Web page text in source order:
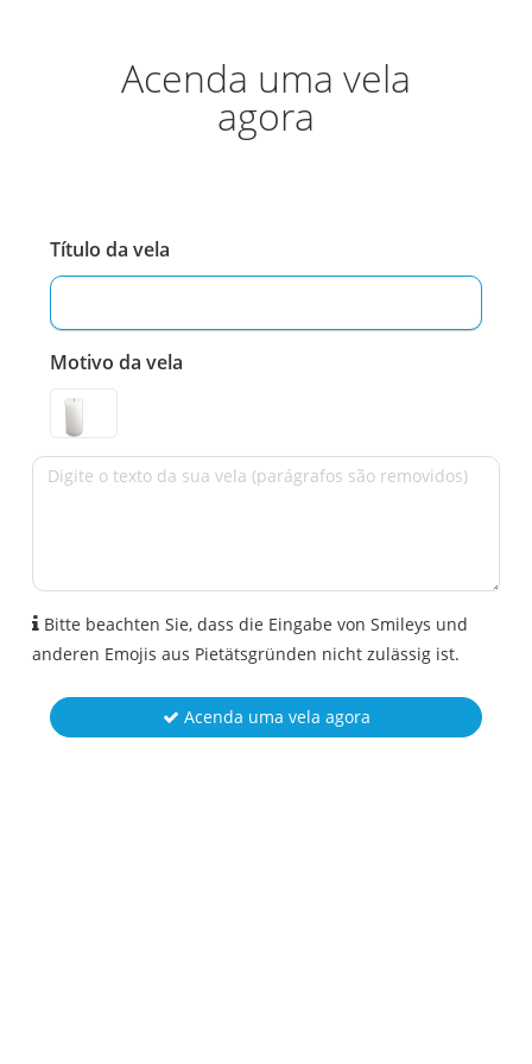
Acenda uma vela
agora
Título da vela
Motivo da vela
Bitte beachten Sie, dass die Eingabe von Smileys und
anderen Emojis aus Pietätsgründen nicht zulässig ist.
Acenda uma vela agora